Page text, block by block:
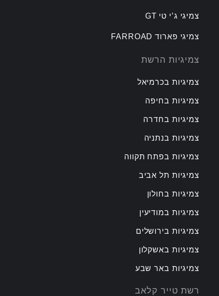
צמיגי ג’י טי GT
צמיגי פארוד FARROAD
צמיגיות הרשת
צמיגיות בכרמיאל
צמיגיות בחיפה
צמיגיות בחדרה
צמיגיות בנתניה
צמיגיות בפתח תקווה
צמיגיות תל אביב
צמיגיות בחולון
צמיגיות במודיעין
צמיגיות בירושלים
צמיגיות באשקלון
צמיגיות באר שבע
רשת טייר קלאב